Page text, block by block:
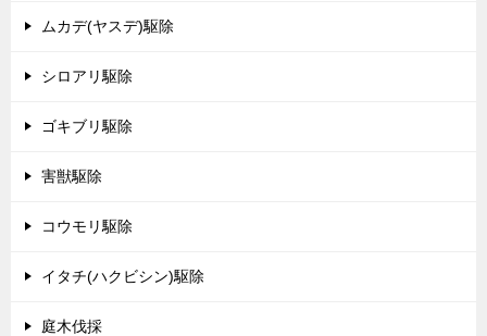
ムカデ(ヤスデ)駆除
シロアリ駆除
ゴキブリ駆除
害獣駆除
コウモリ駆除
イタチ(ハクビシン)駆除
庭木伐採